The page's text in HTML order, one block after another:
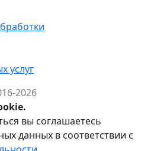
услуг
2026
вы соглашаетесь
данных в соответствии с